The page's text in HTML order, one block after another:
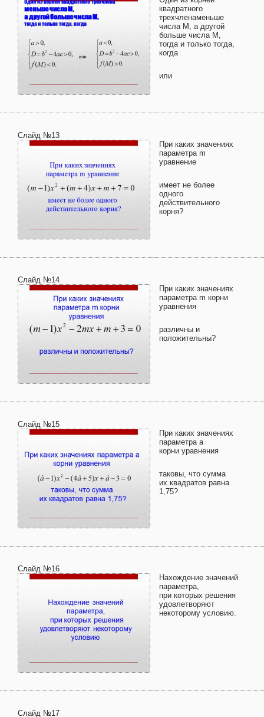
квадратного
трехчленаменьше
числа М, а другой
больше числа М,
тогда и только тогда,
когда
или
Слайд №13
При каких значениях
параметра m
уравнение
имеет не более
одного
действительного
корня?
Слайд №14
При каких значениях
параметра m корни
уравнения
различны и
положительны?
Слайд №15
При каких значениях
параметра а
корни уравнения
таковы, что сумма
их квадратов равна
1,75?
Слайд №16
Нахождение значений
параметра,
при которых решения
удовлетворяют
некоторому условию.
Слайд №17